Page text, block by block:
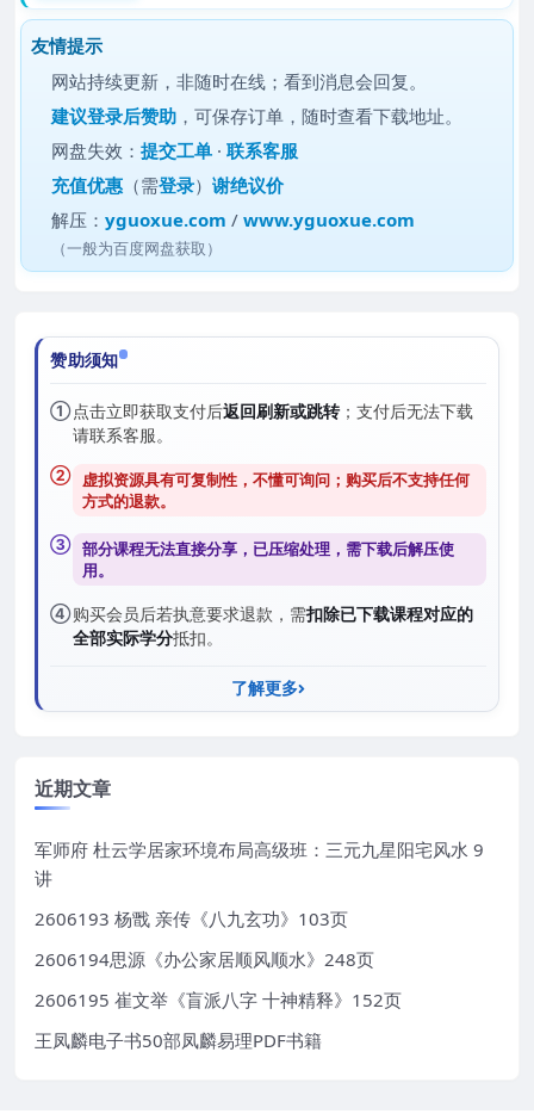
友情提示
网站持续更新，非随时在线；看到消息会回复。
建议登录后赞助 ，可保存订单，随时查看下载地址。
网盘失效：提交工单 ·联系客服
充值优惠 （需登录）谢绝议价
解压：yguoxue.com /www.yguoxue.com
（一般为百度网盘获取）
赞助须知
①点击立即获取支付后返回刷新或跳转；支付后无法下载
请联系客服。
② 虚拟资源具有可复制性，不懂可询问；购买后不支持任何
方式的退款。
③ 部分课程无法直接分享，已压缩处理，需下载后解压使
用。
④购买会员后若执意要求退款，需扣除已下载课程对应的
全部实际学分抵扣。
了解更多
近期文章
军师府 杜云学居家环境布局高级班：三元九星阳宅风水 9
讲
2606193 杨戬 亲传《八九玄功》103页
2606194思源《办公家居顺风顺水》248页
2606195 崔文举《盲派八字 十神精释》152页
王凤麟电子书50部凤麟易理PDF书籍